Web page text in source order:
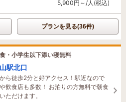
5,900円～/人(税込)
プランを見る(36件)
・小学生以下添い寝無料
駅北口
ら徒歩2分と好アクセス！駅近なので
飲食店も多数！ お泊りの方無料で朝食
ただけます。